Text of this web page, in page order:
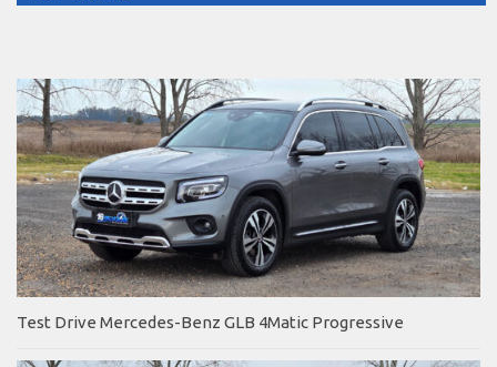
Test Drive Mercedes-Benz GLB 4Matic Progressive